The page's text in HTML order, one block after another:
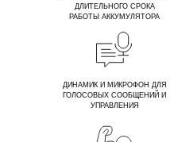
ДЛИТЕЛЬНОГО СРОКА
РАБОТЫ АККУМУЛЯТОРА
ДИНАМИК И МИКРОФОН ДЛЯ
ГОЛОСОВЫХ СООБЩЕНИЙ И
УПРАВЛЕНИЯ